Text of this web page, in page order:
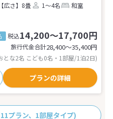
【広さ】8畳 1～4名
和室
税込14,200～17,700円
旅行代金合計28,400〜35,400円
とな2名 こども0名・1部屋/1泊2日)
プランの詳細
プラン、1部屋タイプ)